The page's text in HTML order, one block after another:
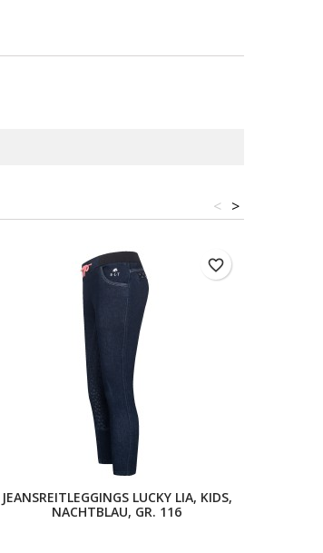
>
<
JEANSREITLEGGINGS LUCKY LIA, KIDS,
NACHTBLAU, GR. 116
favorite_border